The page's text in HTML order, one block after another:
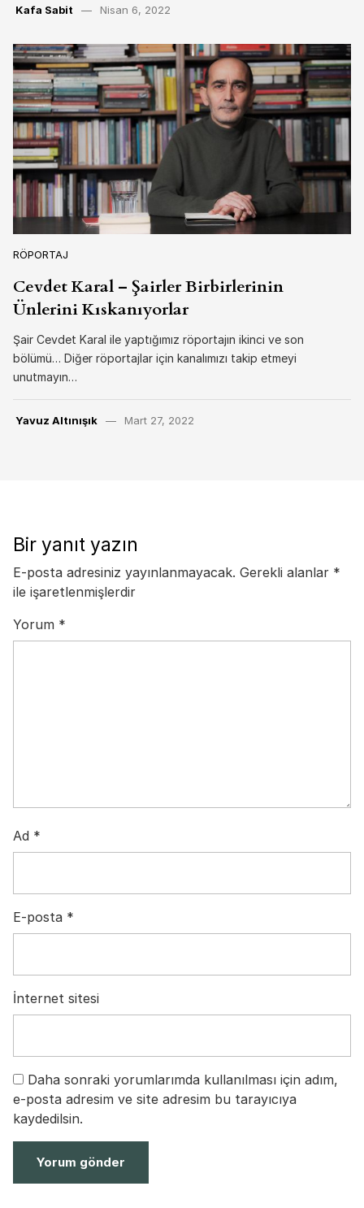
Kafa Sabit Nisan 6, 2022
RÖPORTAJ
Cevdet Karal – Şairler Birbirlerinin
Ünlerini Kıskanıyorlar
Şair Cevdet Karal ile yaptığımız röportajın ikinci ve son
bölümü… Diğer röportajlar için kanalımızı takip etmeyi
unutmayın…
Yavuz Altınışık Mart 27, 2022
Bir yanıt yazın
E-posta adresiniz yayınlanmayacak. Gerekli alanlar *
ile işaretlenmişlerdir
Yorum *
Ad *
E-posta *
İnternet sitesi
Daha sonraki yorumlarımda kullanılması için adım,
e-posta adresim ve site adresim bu tarayıcıya
kaydedilsin.